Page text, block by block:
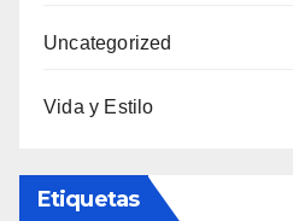
Uncategorized
Vida y Estilo
Etiquetas